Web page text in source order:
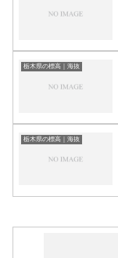
栃木県の標高｜海抜
栃木県の標高｜海抜